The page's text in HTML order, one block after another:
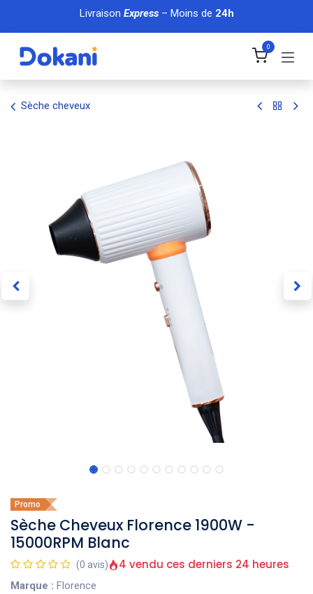
Se rendre au contenu
Livraison Express– Moins de 24h
0
Sèche cheveux
Promo
Sèche Cheveux Florence 1900W -
15000RPM Blanc
(0 avis) 4 vendu ces derniers 24 heures
Marque : Florence